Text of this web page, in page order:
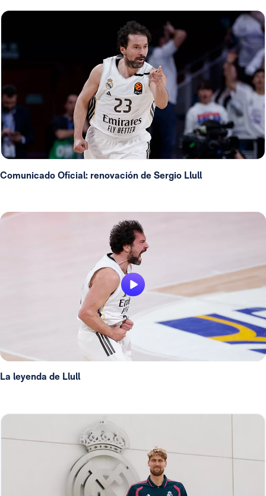
Comunicado Oficial: renovación de Sergio Llull
La leyenda de Llull